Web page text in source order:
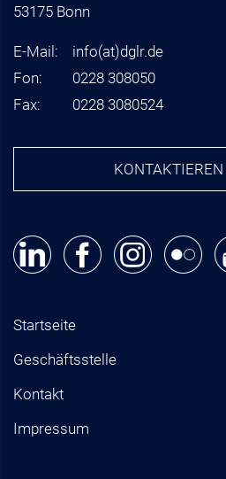
53175 Bonn
E-Mail: info(at)dglr.de
Fon:
0228 308050
Fax:
0228 3080524
Startseite
Geschäftsstelle
Kontakt
Impressum